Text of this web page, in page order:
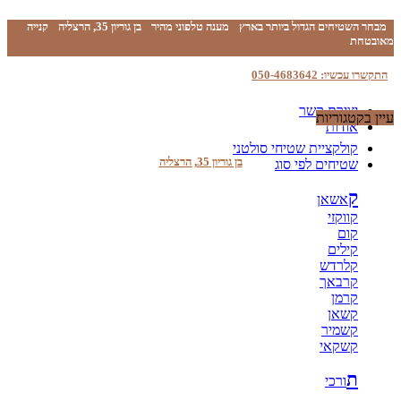
מבחר השטיחים הגדול ביותר בארץ מענה טלפוני מהיר בן גוריון 35, הרצליה
קנייה
מאובטחת
התקשרו עכשיו: 050-4683642
יצירת קשר
אודות
בן גוריון 35, הרצליה
עיין בקטגוריות
קולקציית שטיחי סולטני
שטיחים לפי סוג
קאשאן
קווקזי
קום
קילים
קלרדש
קרבאך
קרמן
קשאן
קשמיר
קשקאי
תורכי